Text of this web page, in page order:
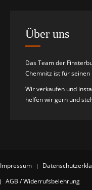
Über uns
Das Team der
Chemnitz ist für
Wir verkaufen und
helfen wir gern und
Impressum
AGB / Widerrufsbelehrung